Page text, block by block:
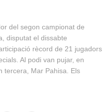
del segon campionat de
disputat el dissabte
rècord de 21 jugadors
Al podi van pujar, en
tercera, Mar Pahisa. Els